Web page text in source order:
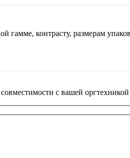
гамме, контрасту, размерам
с вашей